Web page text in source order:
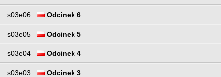
s03e06 Odcinek 6
s03e05 Odcinek 5
s03e04 Odcinek 4
s03e03 Odcinek 3